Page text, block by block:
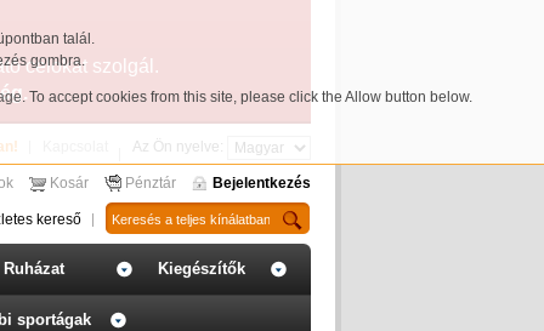
talál.
gombra.
. To accept cookies from this site, please click the Allow button below.
célokat szolgál.
Az Ön nyelve:
Kosár Pénztár Bejelentkezés
kereső
Ruházat Kiegészítők
sportágak